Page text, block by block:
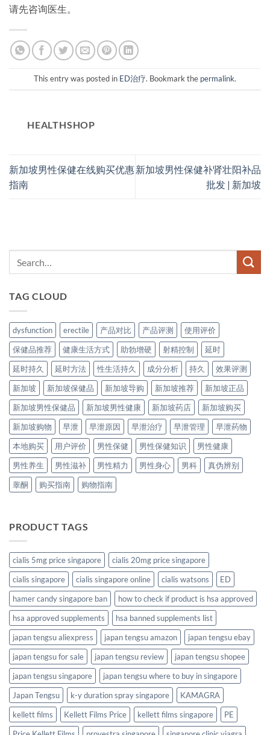
请先咨询医生。
This entry was posted in ED治疗. Bookmark the permalink.
HEALTHSHOP
新加坡男性保健在线购买优惠
指南
新加坡男性保健补肾壮阳补品
批发 | 新加坡
TAG CLOUD
dysfunction erectile 产品对比 产品评测
使用评价
保健品推荐
健康生活方式 助勃增硬 射精控制
延时
延时持久
延时方法 性生活持久 成分分析 持久
效果评测
新加坡
新加坡保健品 新加坡导购 新加坡推荐
新加坡正品
新加坡男性保健品
新加坡男性健康 新加坡药店
新加坡购买
新加坡购物
早泄 早泄原因 早泄治疗 早泄管理
早泄药物
本地购买
用户评价 男性保健 男性保健知识
男性健康
男性养生
男性滋补 男性精力 男性身心 男科
真伪辨别
睾酮
购买指南 购物指南
PRODUCT TAGS
cialis 5mg price singapore
cialis 20mg price singapore
cialis singapore
cialis singapore online cialis watsons
ED
hamer candy singapore ban
how to check if product is hsa approved
hsa approved supplements
hsa banned supplements list
japan tengsu aliexpress
japan tengsu amazon
japan tengsu ebay
japan tengsu for sale
japan tengsu review
japan tengsu shopee
japan tengsu singapore
japan tengsu where to buy in singapore
Japan Tengsu
k-y duration spray singapore
KAMAGRA
kellett films
Kellett Films Price kellett films singapore
PE